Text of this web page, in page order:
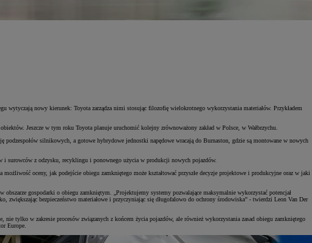
wytyczają nowy kierunek: Toyota zarządza nimi stosując filozofię wielokrotnego wykorzystania materiałów. Przykładem
Jeszcze w tym roku Toyota planuje uruchomić kolejny zrównoważony zakład w Polsce, w Wałbrzychu.
silnikowych, a gotowe hybrydowe jednostki napędowe wracają do Burnaston, gdzie są montowane w nowych
i surowców z odzysku, recyklingu i ponownego użycia w produkcji nowych pojazdów.
oceny, jak podejście obiegu zamkniętego może kształtować przyszłe decyzje projektowe i produkcyjne oraz w jaki
gospodarki o obiegu zamkniętym. „Projektujemy systemy pozwalające maksymalnie wykorzystać potencjał
bezpieczeństwo materiałowe i przyczyniając się długofalowo do ochrony środowiska” - twierdzi Leon Van Der
tylko w zakresie procesów związanych z końcem życia pojazdów, ale również wykorzystania zasad obiegu zamkniętego
Europe.